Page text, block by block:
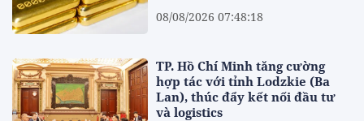
08/08/2026 07:48:18
TP. Hồ Chí Minh tăng cường
hợp tác với tỉnh Lodzkie (Ba
Lan), thúc đẩy kết nối đầu tư
và logistics